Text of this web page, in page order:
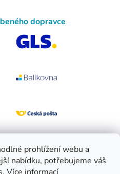
prohlížení webu a
nabídku, potřebujeme váš
dopravce